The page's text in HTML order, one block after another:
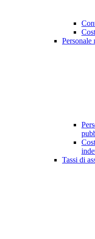
Personale
Tassi di